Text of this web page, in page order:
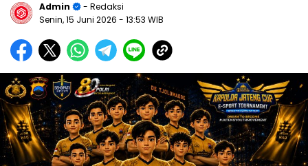
Admin
- Redaksi
Senin, 15 Juni 2026 - 13:53 WIB